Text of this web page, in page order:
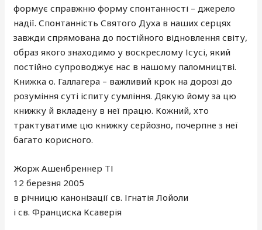
формує справжню форму спонтанності – джерело
надії. Спонтанність Святого Духа в наших серцях
завжди спрямована до постійного відновлення світу,
образ якого знаходимо у воскреслому Ісусі, який
постійно супроводжує нас в нашому паломництві.
Книжка о. Галлагера – важливий крок на дорозі до
розуміння суті іспиту сумління. Дякую йому за цю
книжку й вкладену в неї працю. Кожний, хто
трактуватиме цю книжку серйозно, почерпне з неї
багато корисного.
Жорж Ашенбреннер ТІ
12 березня 2005
в річницю канонізації св. Ігнатія Лойоли
і св. Франциска Ксаверія